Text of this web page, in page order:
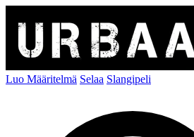
Luo Määritelmä Selaa Slangipeli